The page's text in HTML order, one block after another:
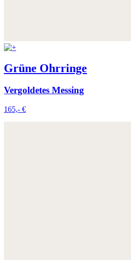
Grüne Ohrringe
Vergoldetes Messing
165,- €